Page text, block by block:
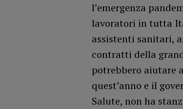
l’emergenza
lavoratori in tutta
assistenti sanitari,
contratti della
potrebbero aiutare
quest’anno e il
Salute, non ha